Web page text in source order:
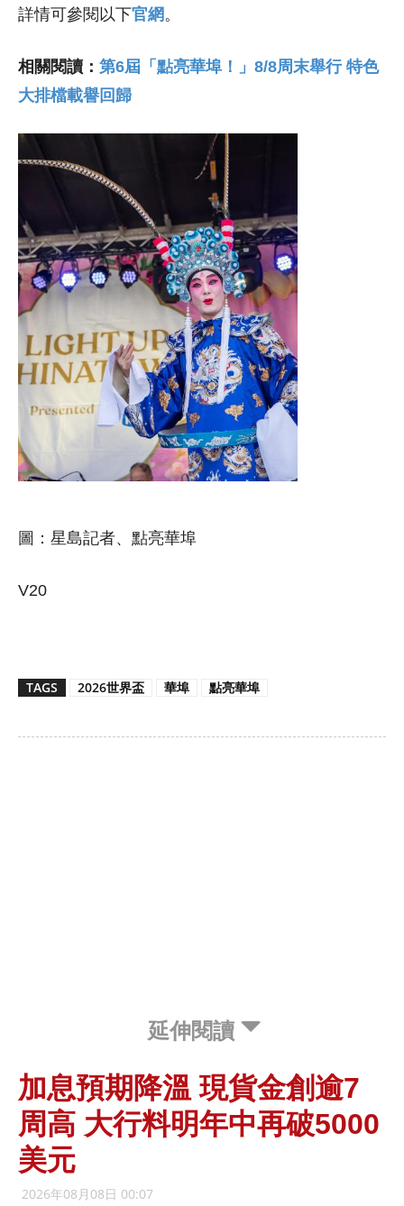
詳情可參閱以下官網 。
相關閱讀： 第6屆「點亮華埠！」8/8周末舉行 特色
大排檔載譽回歸
圖：星島記者、點亮華埠
V20
TAGS 2026世界盃 華埠 點亮華埠
延伸閱讀
加息預期降溫 現貨金創逾7
周高 大行料明年中再破5000
美元
2026年08月08日 00:07